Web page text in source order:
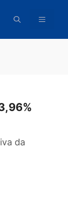
3,96%
da